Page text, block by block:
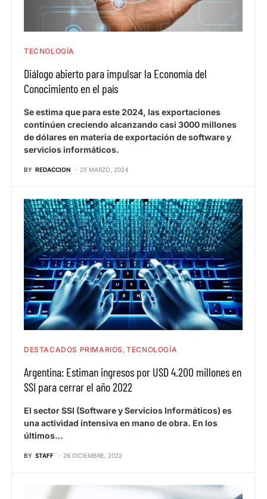
TECNOLOGÍA
Diálogo abierto para impulsar la Economía del
Conocimiento en el país
Se estima que para este 2024, las exportaciones
continúen creciendo alcanzando casi 3000 millones
de dólares en materia de exportación de software y
servicios informáticos.
BY REDACCION 25 MARZO, 2024
DESTACADOS PRIMARIOS TECNOLOGÍA
Argentina: Estiman ingresos por USD 4.200 millones en
SSI para cerrar el año 2022
El sector SSI (Software y Servicios Informáticos) es
una actividad intensiva en mano de obra. En los
últimos…
BY STAFF 26 DICIEMBRE, 2022